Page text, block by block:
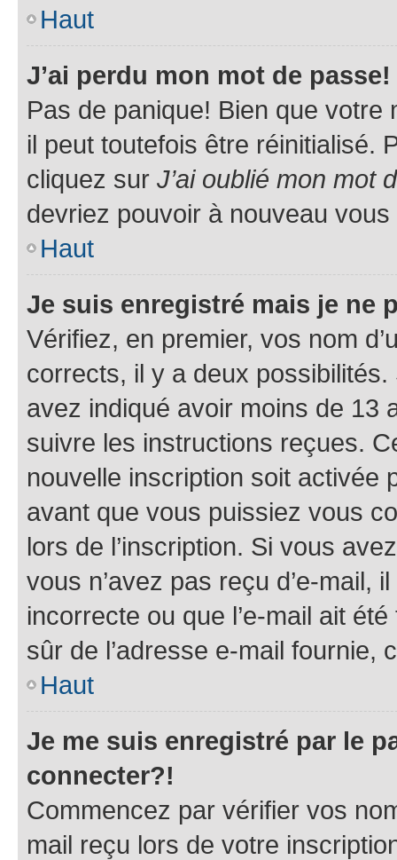
Haut
J’ai perdu mon mot de passe!
Pas de panique! Bien que
il peut toutefois être réinitialisé.
cliquez sur J’ai oublié mon mot
devriez pouvoir à nouveau
Haut
Je suis enregistré mais je ne
Vérifiez, en premier, vos nom
corrects, il y a deux
avez indiqué avoir moins de 13
suivre les instructions reçues.
nouvelle inscription soit activée
avant que vous puissiez vous
lors de l’inscription. Si vous
vous n’avez pas reçu d’e-mail,
incorrecte ou que l’e-mail ait
sûr de l’adresse e-mail fournie,
Haut
Je me suis enregistré par le
connecter?!
Commencez par vérifier vos
mail reçu lors de votre